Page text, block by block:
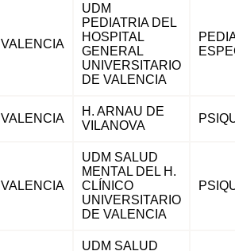
VALENCIA
UDM
PEDIATRIA DEL
HOSPITAL
GENERAL
UNIVERSITARIO
DE VALENCIA
VALENCIA
H. ARNAU DE
VILANOVA
VALENCIA
UDM SALUD
MENTAL DEL H.
CLÍNICO
UNIVERSITARIO
DE VALENCIA
UDM SALUD